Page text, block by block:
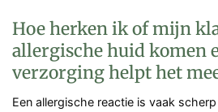
Hoe herken ik of mijn
allergische huid komen
verzorging helpt het
Een allergische reactie is vaak